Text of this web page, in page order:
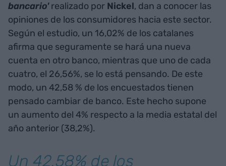
bancario'realizado por Nickel, dan a conocer las
opiniones de los consumidores hacia este sector.
Según el estudio, un 16,02% de los catalanes
afirma que seguramente se hará una nueva
cuenta en otro banco, mientras que uno de cada
cuatro, el 26,56%, se lo está pensando. De este
modo, un 42,58 % de los encuestados tienen
pensado cambiar de banco. Este hecho supone
un aumento del 4% respecto a la media estatal del
año anterior (38,2%).
Un 42,58% de los